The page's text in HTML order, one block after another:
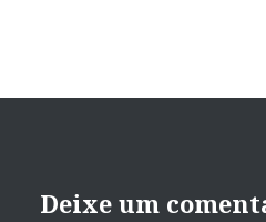
Deixe um